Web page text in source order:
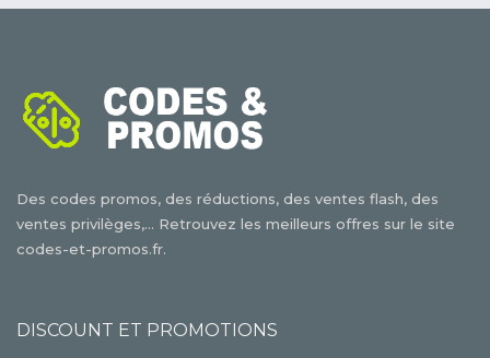
Des codes promos, des réductions, des ventes flash, des
ventes privilèges,... Retrouvez les meilleurs offres sur le site
codes-et-promos.fr.
DISCOUNT ET PROMOTIONS